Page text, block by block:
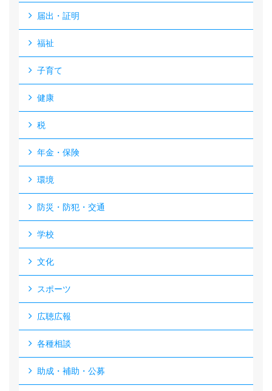
届出・証明
福祉
子育て
健康
税
年金・保険
環境
防災・防犯・交通
学校
文化
スポーツ
広聴広報
各種相談
助成・補助・公募